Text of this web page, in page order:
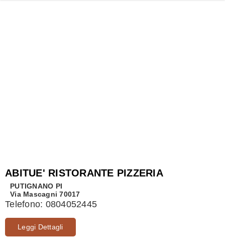
ABITUE' RISTORANTE PIZZERIA
PUTIGNANO PI
Via Mascagni 70017
Telefono: 0804052445
Leggi Dettagli